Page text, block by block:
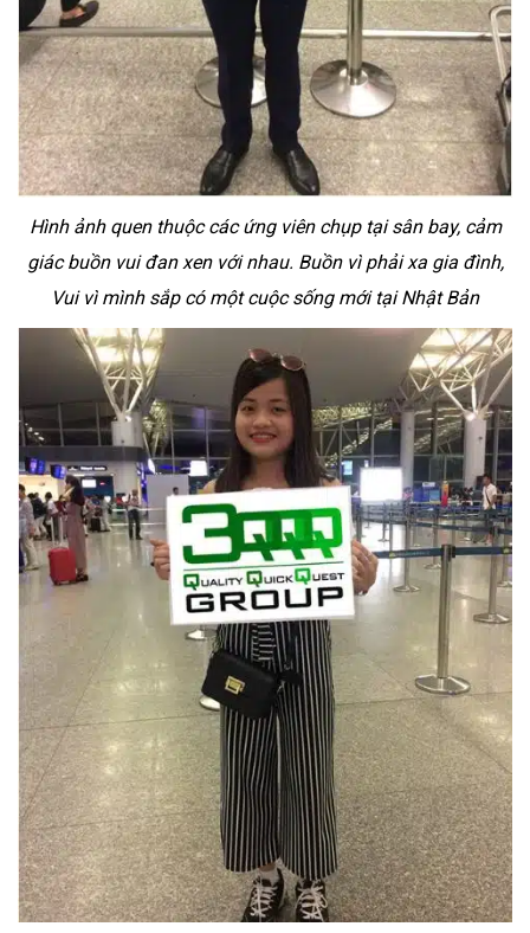
Hình ảnh quen thuộc các ứng viên chụp tại sân bay, cảm
giác buồn vui đan xen với nhau. Buồn vì phải xa gia đình,
Vui vì mình sắp có một cuộc sống mới tại Nhật Bản